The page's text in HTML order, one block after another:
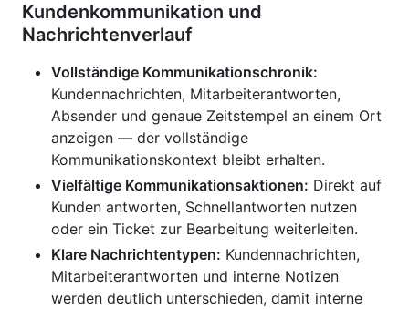
Kundenkommunikation und
Nachrichtenverlauf
Vollständige Kommunikationschronik:
Kundennachrichten, Mitarbeiterantworten,
Absender und genaue Zeitstempel an einem Ort
anzeigen — der vollständige
Kommunikationskontext bleibt erhalten.
Vielfältige Kommunikationsaktionen: Direkt auf
Kunden antworten, Schnellantworten nutzen
oder ein Ticket zur Bearbeitung weiterleiten.
Klare Nachrichtentypen: Kundennachrichten,
Mitarbeiterantworten und interne Notizen
werden deutlich unterschieden, damit interne